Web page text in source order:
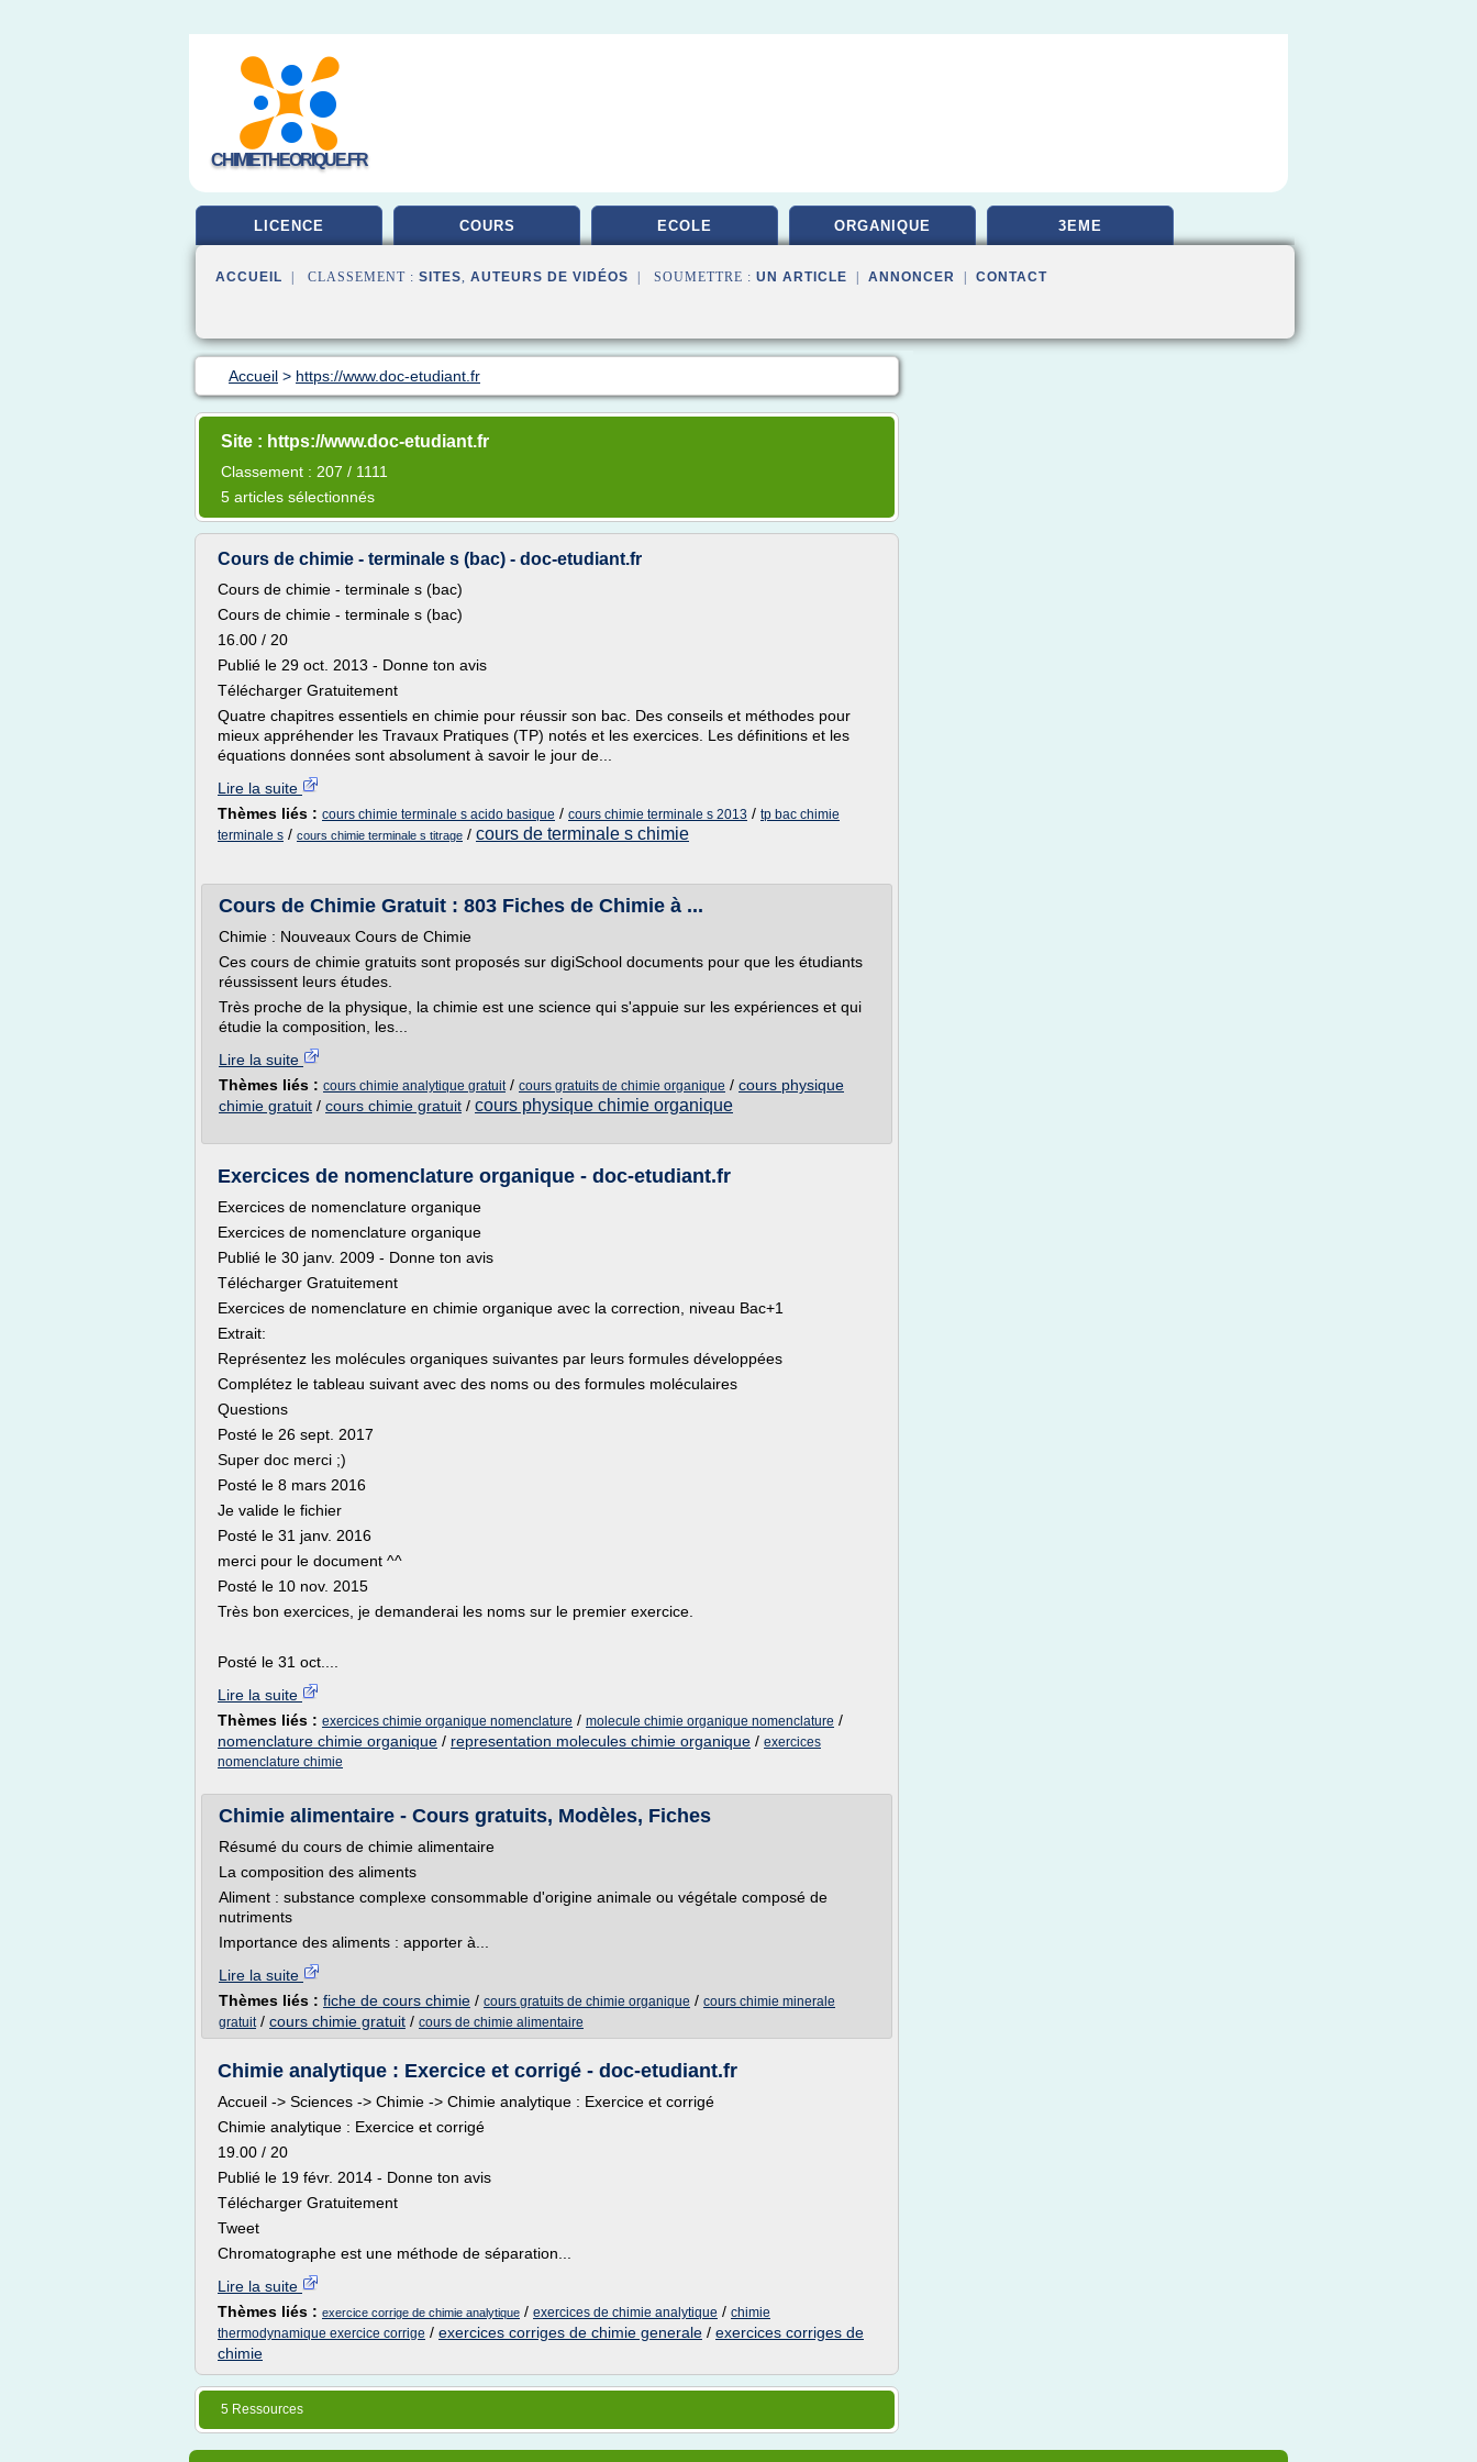
CHIMIETHEORIQUE.FR
LICENCE COURS ECOLE ORGANIQUE 3EME
ACCUEIL | CLASSEMENT : SITES, AUTEURS DE VIDÉOS | SOUMETTRE : UN ARTICLE ANNONCER CONTACT
Accueil > https://www.doc-etudiant.fr
Site : https://www.doc-etudiant.fr
Classement : 207 / 1111
5 articles sélectionnés
Cours de chimie - terminale s (bac) - doc-etudiant.fr
Cours de chimie - terminale s (bac)
Cours de chimie - terminale s (bac)
16.00 / 20
Publié le 29 oct. 2013 - Donne ton avis
Télécharger Gratuitement
Quatre chapitres essentiels en chimie pour réussir son bac. Des conseils et méthodes pour
mieux appréhender les Travaux Pratiques (TP) notés et les exercices. Les définitions et les
équations données sont absolument à savoir le jour de...
Lire la suite
Thèmes liés : cours chimie terminale s acido basique / cours chimie terminale s 2013 / tp bac chimie
terminale s / cours chimie terminale s titrage / cours de terminale s chimie
Cours de Chimie Gratuit : 803 Fiches de Chimie à ...
Chimie : Nouveaux Cours de Chimie
Ces cours de chimie gratuits sont proposés sur digiSchool documents pour que les étudiants
réussissent leurs études.
Très proche de la physique, la chimie est une science qui s'appuie sur les expériences et qui
étudie la composition, les...
Lire la suite
Thèmes liés : cours chimie analytique gratuit/ cours gratuits de chimie organique / cours physique
chimie gratuit / cours chimie gratuit / cours physique chimie organique
Exercices de nomenclature organique - doc-etudiant.fr
Exercices de nomenclature organique
Exercices de nomenclature organique
Publié le 30 janv. 2009 - Donne ton avis
Télécharger Gratuitement
Exercices de nomenclature en chimie organique avec la correction, niveau Bac+1
Extrait:
Représentez les molécules organiques suivantes par leurs formules développées
Complétez le tableau suivant avec des noms ou des formules moléculaires
Questions
Posté le 26 sept. 2017
Super doc merci ;)
Posté le 8 mars 2016
Je valide le fichier
Posté le 31 janv. 2016
merci pour le document ^^
Posté le 10 nov. 2015
Très bon exercices, je demanderai les noms sur le premier exercice.
Posté le 31 oct....
Lire la suite
Thèmes liés : exercices chimie organique nomenclature / molecule chimie organique nomenclature /
nomenclature chimie organique / representation molecules chimie organique / exercices
nomenclature chimie
Chimie alimentaire - Cours gratuits, Modèles, Fiches
Résumé du cours de chimie alimentaire
La composition des aliments
Aliment : substance complexe consommable d'origine animale ou végétale composé de
nutriments
Importance des aliments : apporter à...
Lire la suite
Thèmes liés : fiche de cours chimie / cours gratuits de chimie organique / cours chimie minerale
gratuit/ cours chimie gratuit / cours de chimie alimentaire
Chimie analytique : Exercice et corrigé - doc-etudiant.fr
Accueil -> Sciences -> Chimie -> Chimie analytique : Exercice et corrigé
Chimie analytique : Exercice et corrigé
19.00 / 20
Publié le 19 févr. 2014 - Donne ton avis
Télécharger Gratuitement
Tweet
Chromatographe est une méthode de séparation...
Lire la suite
Thèmes liés : exercice corrige de chimie analytique / exercices de chimie analytique / chimie
thermodynamique exercice corrige / exercices corriges de chimie generale / exercices corriges de
chimie
5 Ressources